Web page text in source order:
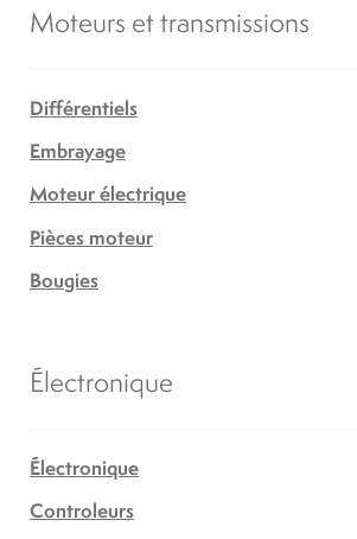
Moteurs et transmissions
Différentiels
Embrayage
Moteur électrique
Pièces moteur
Bougies
Électronique
Électronique
Controleurs